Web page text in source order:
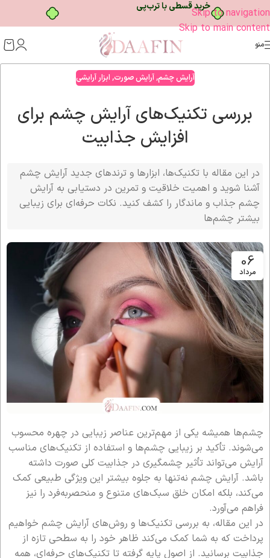
خرید قسطی با ترب‌پیSkip to navigation
Skip to main content
منو
آرایش چشم,آرایش صورت, ابزار آرایشی
بررسی تکنیک‌های آرایش چشم برای
افزایش جذابیت
در این مقاله با تکنیک‌ها، ابزارها و ترندهای جدید آرایش چشم
آشنا شوید و اهمیت خلاقیت و تمرین در دستیابی به آرایش
چشم جذاب و ماندگار را کشف کنید. نکات حرفه‌ای برای زیبایی
بیشتر چشم‌ها
06
مرداد
چشم‌ها همیشه یکی از مهم‌ترین عناصر زیبایی در چهره محسوب
می‌شوند. تأکید بر زیبایی چشم‌ها و استفاده از تکنیک‌های مناسب
آرایش می‌تواند تأثیر چشمگیری در جذابیت کلی صورت داشته
باشد. آرایش چشم نه‌تنها به جلوه بیشتر این ویژگی طبیعی کمک
می‌کند، بلکه امکان خلق سبک‌های متنوع و منحصربه‌فرد را نیز
فراهم می‌آورد.
در این مقاله، به بررسی تکنیک‌ها و روش‌های آرایش چشم خواهیم
پرداخت که به شما کمک می‌کند ظاهر خود را به سطحی تازه از
جذابیت برسانید. از اصول پایه گرفته تا تکنیک‌های حرفه‌ای، همه